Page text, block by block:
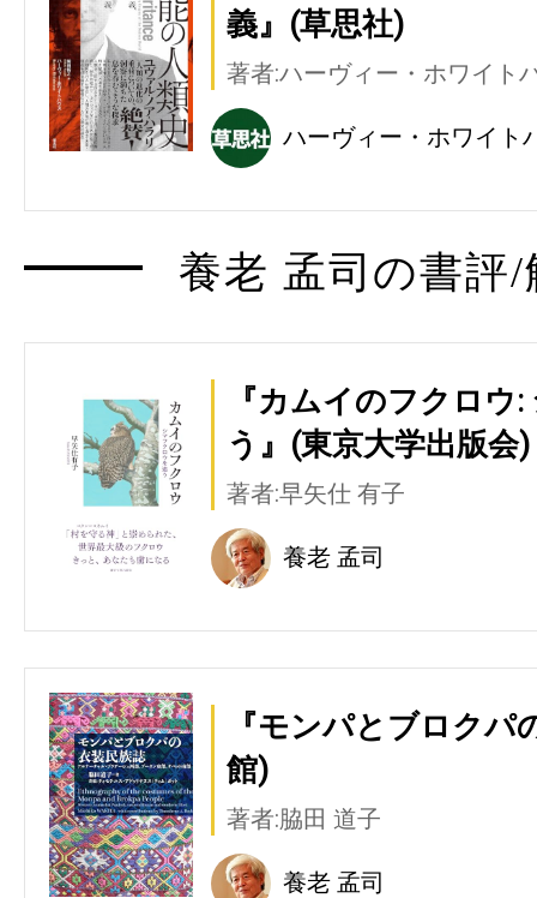
義』(草思社)
著者:ハーヴィー・ホワイト
ハーヴィー・ホワイト
養老 孟司の書評
『カムイのフクロウ
う』(東京大学出版会)
著者:早矢仕 有子
養老 孟司
『モンパとブロクパ
館)
著者:脇田 道子
養老 孟司